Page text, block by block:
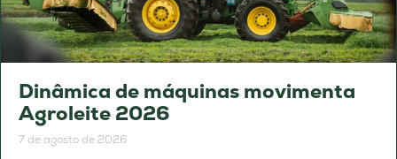
Dinâmica de máquinas movimenta
Agroleite 2026
7 de agosto de 2026